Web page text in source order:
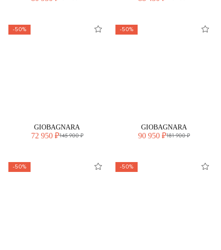
-50%
GIOBAGNARA
72 950 ₽145 900 ₽
-50%
GIOBAGNARA
90 950 ₽181 900 ₽
-50% -50%